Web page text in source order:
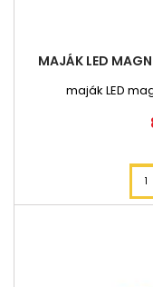
MAJÁK LED
maják LED